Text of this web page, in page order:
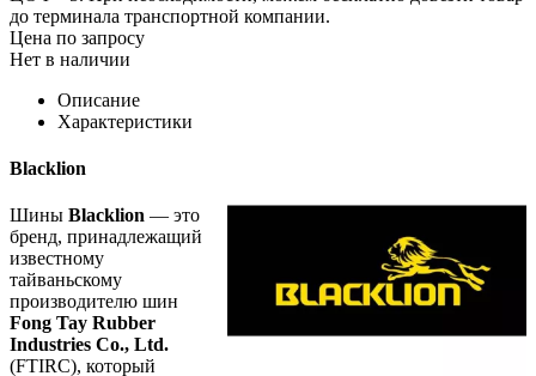
до терминала транспортной компании.
Цена по запросу
Нет в наличии
Описание
Характеристики
Blacklion
Шины Blacklion — это
бренд, принадлежащий
известному
тайваньскому
производителю шин
Fong Tay Rubber
Industries Co., Ltd.
(FTIRC), который